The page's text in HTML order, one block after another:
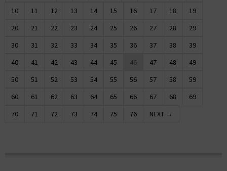
10
11 12 13 14 15 16 17 18
19
20
21 22 23 24 25 26 27 28
29
30
31 32 33 34 35 36 37 38
39
40
41 42 43 44 45 46 47 48
49
50
51 52 53 54 55 56 57 58
59
60
61 62 63 64 65 66 67 68
69
70
71 72 73 74 75 76 NEXT →